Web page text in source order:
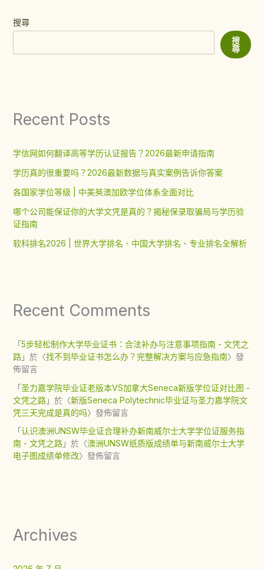
搜尋
搜
尋
Recent Posts
学信网如何翻译高等学历认证报告？2026最新申请指南
学历真的很重要吗？2026最新数据与真实案例告诉你答案
各国家学位等级 | 中美英澳加欧学位体系全面对比
哪个公司能保证你的大学文凭是真的？揭秘保录取骗局与学历验
证指南
软科排名2026 | 世界大学排名、中国大学排名、专业排名全解析
Recent Comments
「5步轻松制作大学毕业证书：合法补办与注意事项指南 - 文凭之
路」於〈找不到毕业证书怎么办？完整解决方案与应急指南〉發
佈留言
「圣力嘉学院毕业证老版本VS加拿大Seneca新版学位证对比图 -
文凭之路」於〈新版Seneca Polytechnic毕业证与圣力嘉学院文
凭三天完成是真的吗〉發佈留言
「认识澳洲UNSW毕业证合理补办新南威尔士大学学位证服务指
南 - 文凭之路」於〈澳洲UNSW纸质版成绩单与新南威尔士大学
电子图成绩单修改〉發佈留言
Archives